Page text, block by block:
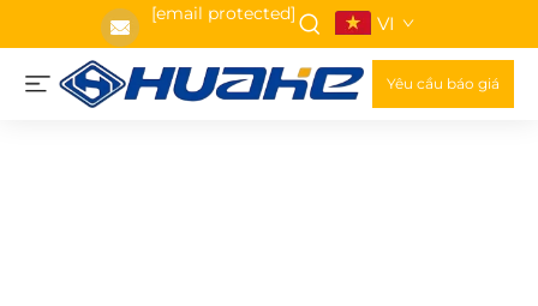
[email protected] VI
Yêu cầu báo giá